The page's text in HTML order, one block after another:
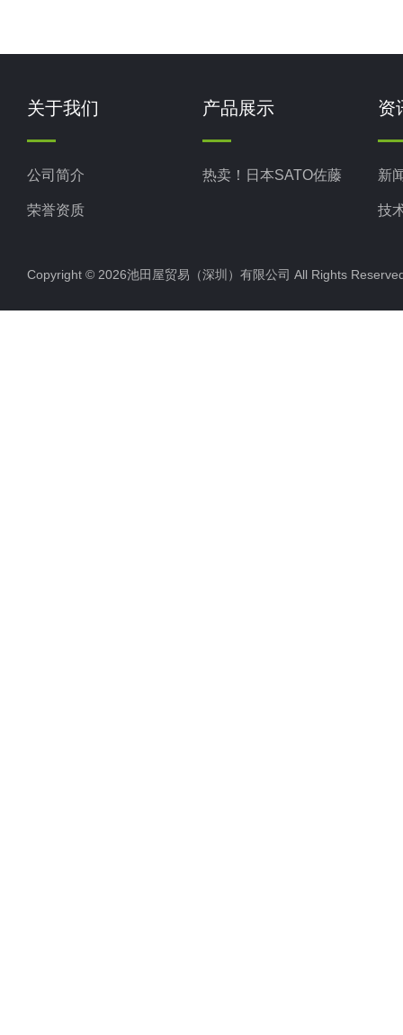
关于我们
公司简介
荣誉资质
产品展示
热卖！日本SATO佐藤
资
新
技
Copyright © 2026池田屋贸易（深圳）有限公司 All Rights